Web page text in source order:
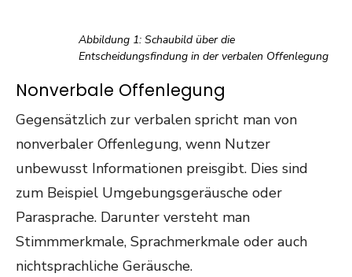
Abbildung 1: Schaubild über die
Entscheidungsfindung in der verbalen Offenlegung
Nonverbale Offenlegung
Gegensätzlich zur verbalen spricht man von
nonverbaler Offenlegung, wenn Nutzer
unbewusst Informationen preisgibt. Dies sind
zum Beispiel Umgebungsgeräusche oder
Parasprache. Darunter versteht man
Stimmmerkmale, Sprachmerkmale oder auch
nichtsprachliche Geräusche.